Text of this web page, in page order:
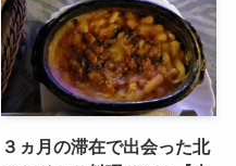
３ヵ月の滞在で出会った北